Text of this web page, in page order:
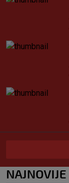
NAJNOVIJE